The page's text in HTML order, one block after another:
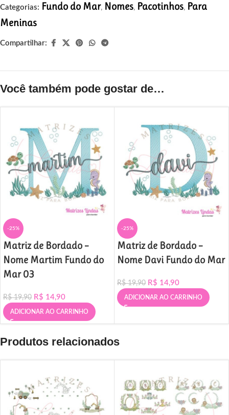
Categorias: Fundo do Mar, Nomes, Pacotinhos, Para
Meninas
Compartilhar:
Você também pode gostar de…
-25%
Matriz de Bordado –
Nome Martim Fundo do
Mar 03
R$19,90 R$ 14,90
ADICIONAR AO CARRINHO
-25%
Matriz de Bordado –
Nome Davi Fundo do Mar
R$19,90 R$ 14,90
ADICIONAR AO CARRINHO
Produtos relacionados